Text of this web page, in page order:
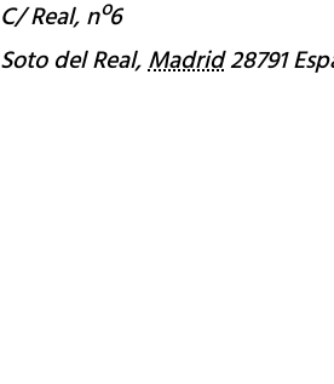
C/ Real, nº6
Soto del Real,Madrid28791